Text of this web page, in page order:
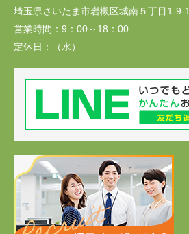
埼玉県さいたま市岩槻区城南５丁目1-9-1
営業時間： 9：00～18：00
定休日：
（水）